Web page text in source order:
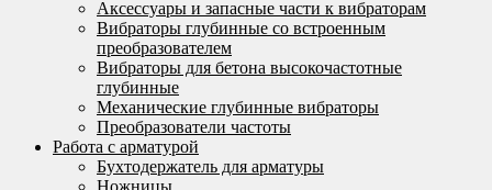
Аксессуары и запасные части к вибраторам
Вибраторы глубинные со встроенным
преобразователем
Вибраторы для бетона высокочастотные
глубинные
Механические глубинные вибраторы
Преобразователи частоты
Работа с арматурой
Бухтодержатель для арматуры
Ножницы